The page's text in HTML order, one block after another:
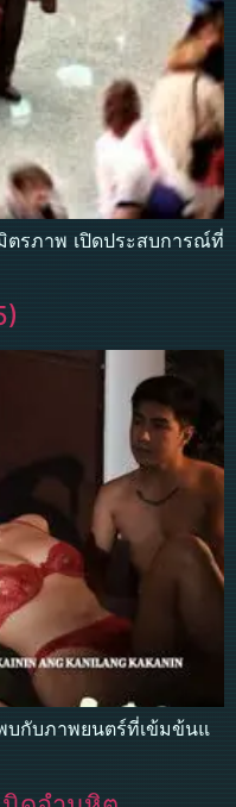
ตรภาพ เปิดประสบการณ์ที่
บกับภาพยนตร์ที่เข้มข้นแ